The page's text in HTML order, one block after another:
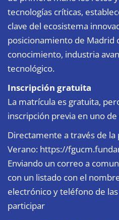
tecnologías críticas,
clave del ecosistema
posicionamiento de Madrid
conocimiento, industria
tecnológico.
Inscripción gratuita
La matrícula es gratuita,
inscripción previa en uno
Directamente a través de la
Verano: https://
Enviando un correo a
con un listado con el
electrónico y teléfono de
participar